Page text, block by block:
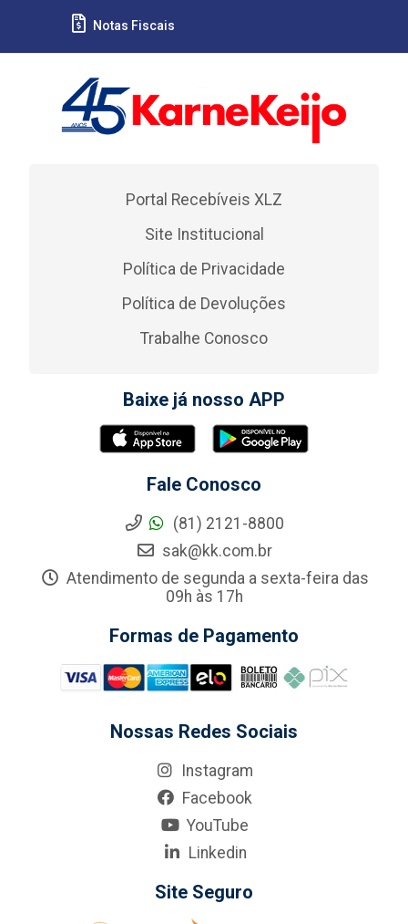
Notas Fiscais
Portal Recebíveis XLZ
Site Institucional
Política de Privacidade
Política de Devoluções
Trabalhe Conosco
Baixe já nosso APP
Fale Conosco
(81) 2121-8800
sak@kk.com.br
Atendimento de segunda a sexta-feira das
09h às 17h
Formas de Pagamento
Nossas Redes Sociais
Instagram
Facebook
YouTube
Linkedin
Site Seguro